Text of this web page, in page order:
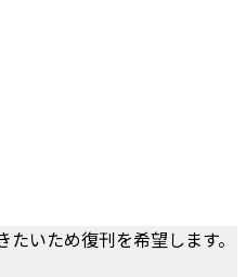
いため復刊を希望します。